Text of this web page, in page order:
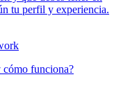
tu perfil y experiencia.
cómo funciona?